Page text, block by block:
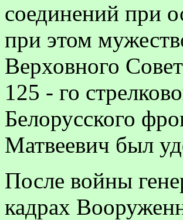
соединений при
при этом
Верховного
125 - го
Белорусского
Матвеевич был
После войны
кадрах